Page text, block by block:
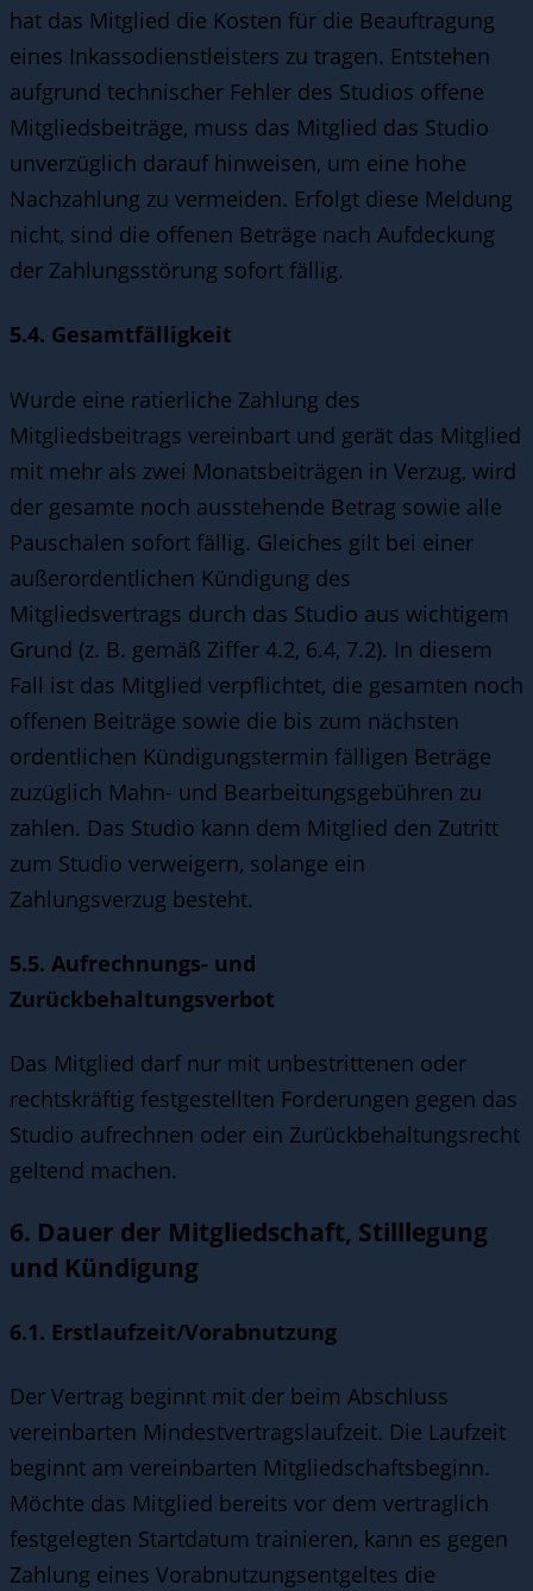
hat das Mitglied die Kosten für die Beauftragung
eines Inkassodienstleisters zu tragen. Entstehen
aufgrund technischer Fehler des Studios offene
Mitgliedsbeiträge, muss das Mitglied das Studio
unverzüglich darauf hinweisen, um eine hohe
Nachzahlung zu vermeiden. Erfolgt diese Meldung
nicht, sind die offenen Beträge nach Aufdeckung
der Zahlungsstörung sofort fällig.
5.4. Gesamtfälligkeit
Wurde eine ratierliche Zahlung des
Mitgliedsbeitrags vereinbart und gerät das Mitglied
mit mehr als zwei Monatsbeiträgen in Verzug, wird
der gesamte noch ausstehende Betrag sowie alle
Pauschalen sofort fällig. Gleiches gilt bei einer
außerordentlichen Kündigung des
Mitgliedsvertrags durch das Studio aus wichtigem
Grund (z. B. gemäß Ziffer 4.2, 6.4, 7.2). In diesem
Fall ist das Mitglied verpflichtet, die gesamten noch
offenen Beiträge sowie die bis zum nächsten
ordentlichen Kündigungstermin fälligen Beträge
zuzüglich Mahn- und Bearbeitungsgebühren zu
zahlen. Das Studio kann dem Mitglied den Zutritt
zum Studio verweigern, solange ein
Zahlungsverzug besteht.
5.5. Aufrechnungs- und
Zurückbehaltungsverbot
Das Mitglied darf nur mit unbestrittenen oder
rechtskräftig festgestellten Forderungen gegen das
Studio aufrechnen oder ein Zurückbehaltungsrecht
geltend machen.
6. Dauer der Mitgliedschaft, Stilllegung
und Kündigung
6.1. Erstlaufzeit/Vorabnutzung
Der Vertrag beginnt mit der beim Abschluss
vereinbarten Mindestvertragslaufzeit. Die Laufzeit
beginnt am vereinbarten Mitgliedschaftsbeginn.
Möchte das Mitglied bereits vor dem vertraglich
festgelegten Startdatum trainieren, kann es gegen
Zahlung eines Vorabnutzungsentgeltes die